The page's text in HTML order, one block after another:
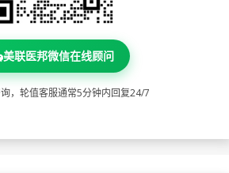
美联医邦微信在线顾问
，轮值客服通常5分钟内回复24/7